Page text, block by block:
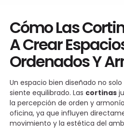
Cómo Las
A Crear
Ordenados Y
Un espacio bien diseñado no
siente equilibrado. Las cortinas
la percepción de orden y
oficina, ya que influyen
movimiento y la estética del